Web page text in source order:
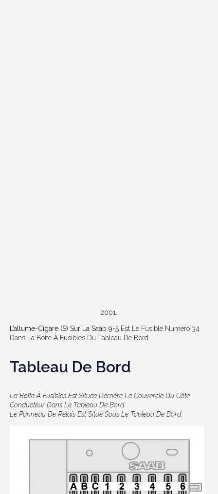
2001.
L’allume-Cigare (s) Sur La Saab 9-5 Est Le Fusible Numéro 34
Dans La Boîte À Fusibles Du Tableau De Bord.
Tableau De Bord
La Boîte À Fusibles Est Située Derrière Le Couvercle Du Côté
Conducteur Dans Le Tableau De Bord.
Le Panneau De Relais Est Situé Sous Le Tableau De Bord.